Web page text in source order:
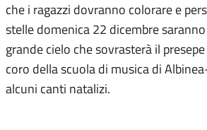
che i ragazzi dovranno colorare e
stelle domenica 22 dicembre
grande cielo che sovrasterà il
coro della scuola di musica di
alcuni canti natalizi.